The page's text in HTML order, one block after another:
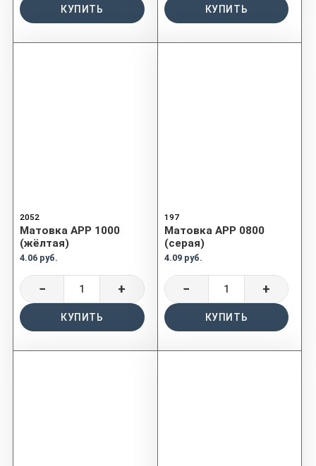
КУПИТЬ КУПИТЬ
2052
Матовка APP 1000
(жёлтая)
4.06 руб.
− +
КУПИТЬ
197
Матовка APP 0800
(серая)
4.09 руб.
− +
КУПИТЬ